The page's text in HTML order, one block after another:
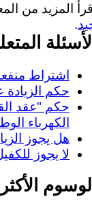
المزيد من
.
اشتراط
حكم
حكم "عقد
الكهرباء
هل يجوز
لا يجوز